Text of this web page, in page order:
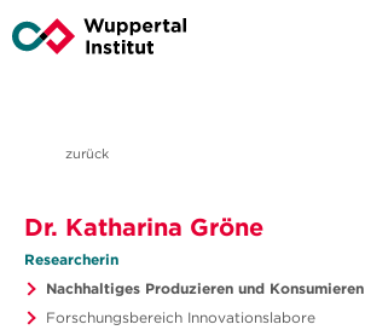
zurück
Dr. Katharina Gröne
Researcherin
Nachhaltiges Produzieren und Konsumieren
Forschungsbereich Innovationslabore